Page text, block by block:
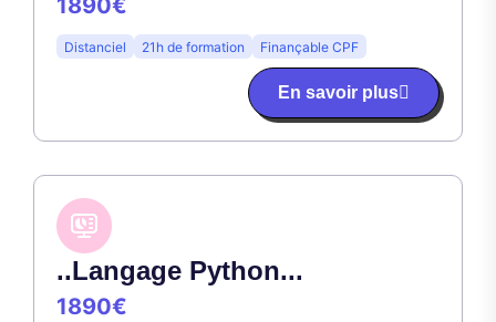
1890€
Distanciel 21h de formation Finançable CPF
En savoir plus
..Langage Python...
1890€